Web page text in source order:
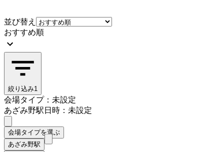
並び替え
おすすめ順
絞り込み1
会場タイプ：未設定
あざみ野駅日時：未設定
会場タイプを選ぶ
あざみ野駅